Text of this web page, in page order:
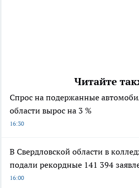
Читайте
Спрос на подержанные
области вырос на 3 %
16:30
В Свердловской области в
подали рекордные 141 394
16:00